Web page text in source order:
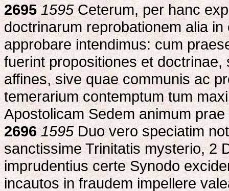
2695 1595Ceterum, per hanc
doctrinarum reprobationem alia
approbare intendimus: cum
fuerint propositiones et
affines, sive quae communis ac
temerarium contemptum tum
Apostolicam Sedem animum
2696 1595Duo vero speciatim
sanctissime Trinitatis mysterio, 2
imprudentius certe Synodo
incautos in fraudem impellere